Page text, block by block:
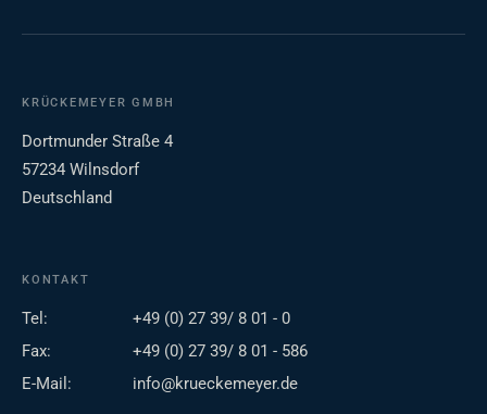
KRÜCKEMEYER GMBH
Dortmunder Straße 4
57234 Wilnsdorf
Deutschland
KONTAKT
Tel:
+49 (0) 27 39/ 8 01 - 0
Fax:
+49 (0) 27 39/ 8 01 - 586
E-Mail:
info@krueckemeyer.de